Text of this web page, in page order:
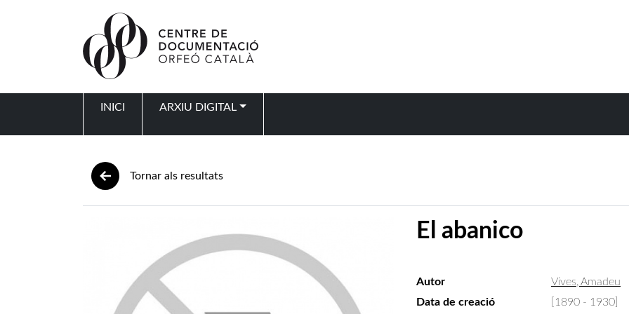
INICI ARXIU DIGITAL
Tornar als resultats
El abanico
Autor
Vives, Amadeu
Data de creació
[1890 - 1930]